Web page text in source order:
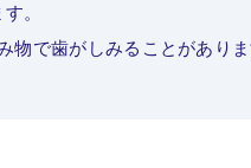
。
で歯がしみることがありま